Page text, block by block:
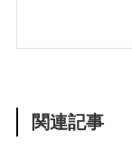
関連記事